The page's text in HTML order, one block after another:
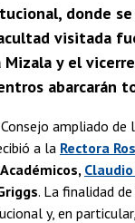
donde
visitada
y el
ampliado de
a la Rectora
. La finalidad
y, en